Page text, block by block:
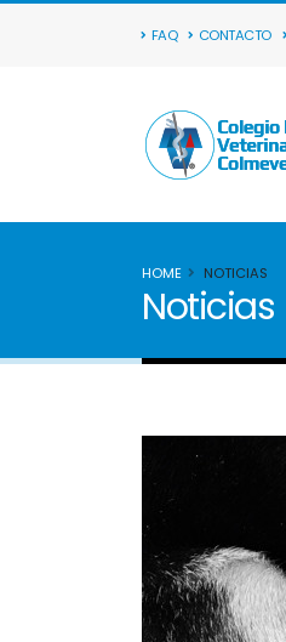
FAQ CONTACTO
HOME NOTICIAS
Noticias